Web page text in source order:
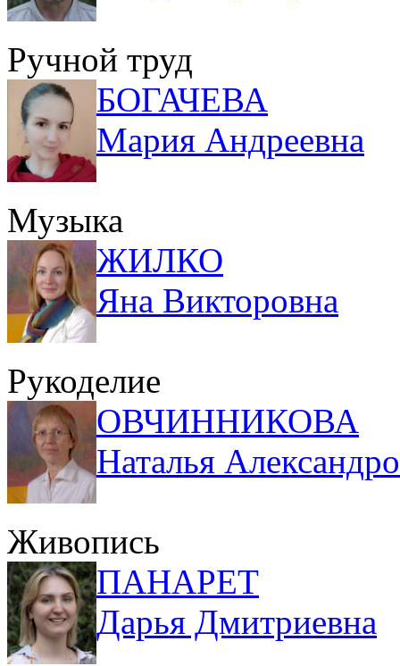
Ручной труд
БОГАЧЕВА
Мария Андреевна
Музыка
ЖИЛКО
Яна Викторовна
Рукоделие
ОВЧИННИКОВА
Наталья
Живопись
ПАНАРЕТ
Дарья Дмитриевна